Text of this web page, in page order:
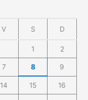
V S D
1 2
7 8 9
14 15 16